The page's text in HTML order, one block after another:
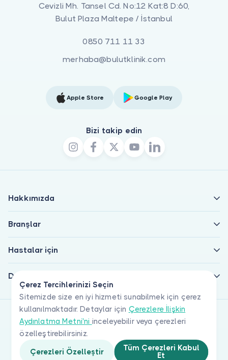
Çerez Tercihlerinizi Seçin
Sitemizde size en iyi hizmeti sunabilmek için çerez
kullanılmaktadır. Detaylar için Çerezlere İlişkin
Aydınlatma Metni'ni inceleyebilir veya çerezleri
özelleştirebilirsiniz.
Çerezleri Özelleştir
Tüm Çerezleri Kabul
Et
Cevizli Mh. Tansel Cd. No:12 Kat:8 D:60,
Bulut Plaza Maltepe / İstanbul
0850 711 11 33
merhaba@bulutklinik.com
Apple Store Google Play
Bizi takip edin
Hakkımızda
Branşlar
Hastalar için
Doktorlar için